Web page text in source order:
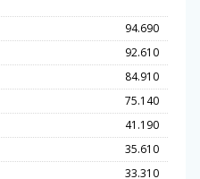
94.690
92.610
84.910
75.140
41.190
35.610
33.310